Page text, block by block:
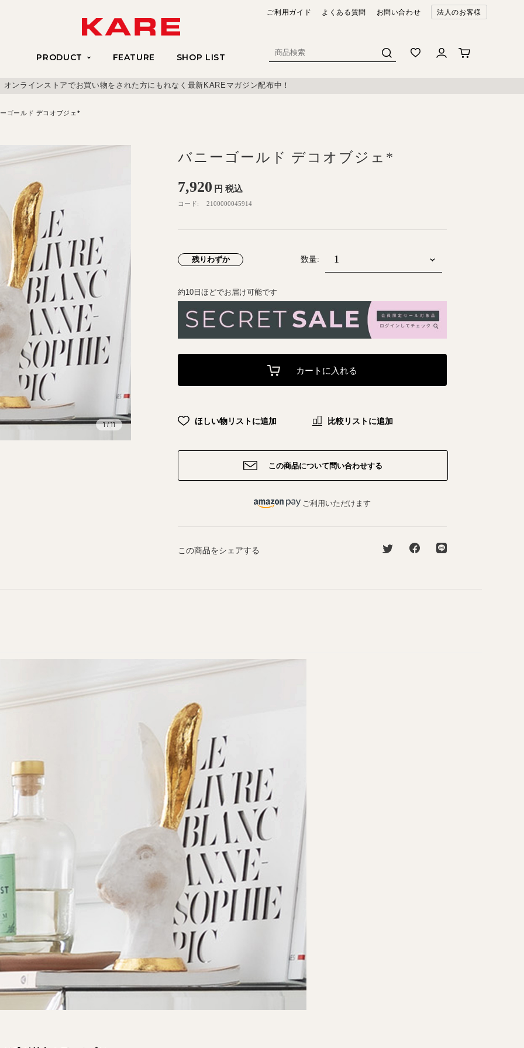
ご利用ガイド よくある質問 お問い合わせ 法人のお客様
PRODUCT FEATURE SHOP LIST
オンラインストアでお買い物をされた方にもれなく最新KAREマガジン配布中！
ゴールド デコオブジェ*
1/11
バニーゴールド デコオブジェ*
7,920 円 税込
コード: 2100000045914
残りわずか 数量:
約10日ほどでお届け可能です
カートに入れる
ほしい物リストに追加 比較リストに追加
この商品について問い合わせする
ご利用いただけます
この商品をシェアする